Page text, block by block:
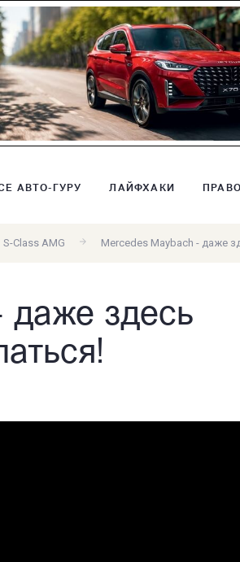
АВТО-ГУРУ ЛАЙФХАКИ
S-Class AMG Mercedes Maybach - даже
даже здесь